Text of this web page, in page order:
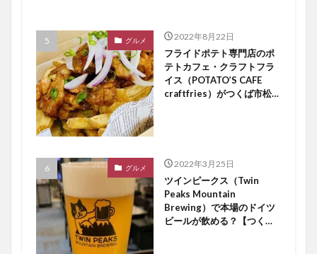
グルメ 2022年8月22日
フライドポテト専門店のポ
テトカフェ・クラフトフラ
イス（POTATO’S CAFE
craftfries）がつくば市松代
グルメ 2022年3月25日
ツインピークス（Twin
Peaks Mountain
Brewing）で本場のドイツ
ビールが飲める？【つくば